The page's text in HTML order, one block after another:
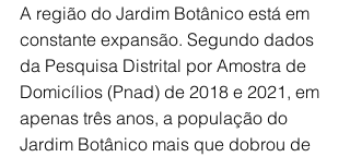
A região do Jardim Botânico está em
constante expansão. Segundo dados
da Pesquisa Distrital por Amostra de
Domicílios (Pnad) de 2018 e 2021, em
apenas três anos, a população do
Jardim Botânico mais que dobrou de